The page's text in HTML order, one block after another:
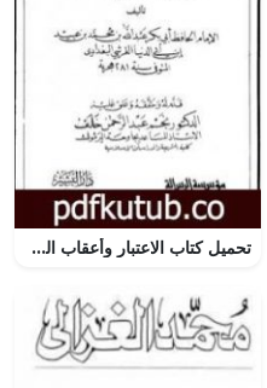
تحميل كتاب الاعتبار وأعقاب السرور والأحزان PDF تأليف ابن أبي الدنيا مجانا [كامل]